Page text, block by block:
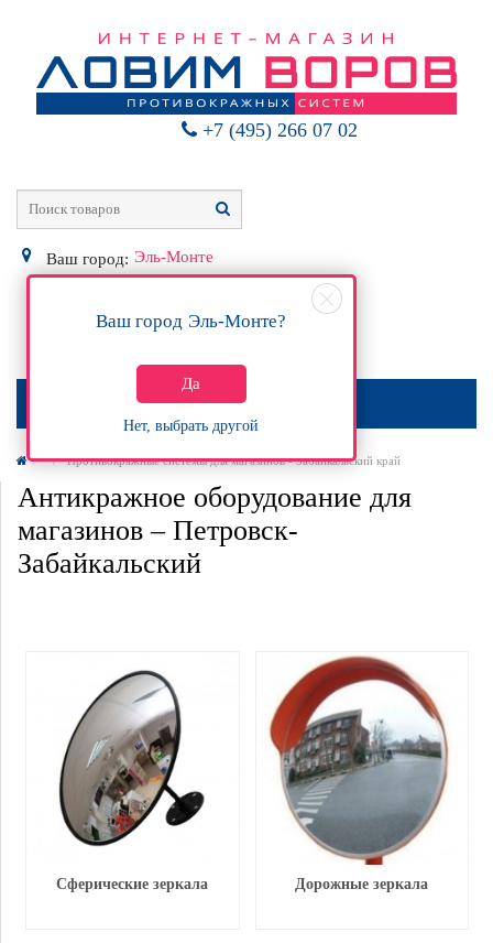
+7 (495) 266 07 02
Ваш город: Эль-Монте
Ваш город Эль-Монте?
Да
Нет, выбрать другой
0Р
МЕНЮ
Противокражные системы для магазинов - Забайкальский край
Антикражное оборудование для
магазинов – Петровск-
Забайкальский
Сферические зеркала Дорожные зеркала